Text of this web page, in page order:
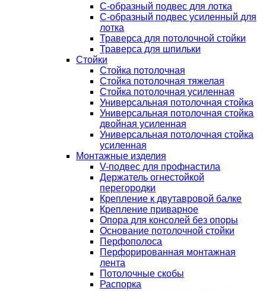
С-образный подвес для лотка
С-образный подвес усиленный для
лотка
Траверса для потолочной стойки
Траверса для шпильки
Стойки
Стойка потолочная
Стойка потолочная тяжелая
Стойка потолочная усиленная
Универсальная потолочная стойка
Универсальная потолочная стойка
двойная усиленная
Универсальная потолочная стойка
усиленная
Монтажные изделия
V-подвес для профнастила
Держатель огнестойкой
перегородки
Крепление к двутавровой балке
Крепление приварное
Опора для консолей без опоры
Основание потолочной стойки
Перфополоса
Перфорированная монтажная
лента
Потолочные скобы
Распорка